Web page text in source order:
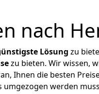
nach
Lösung zu
zu bieten. Wir wissen,
Ihnen die besten
umgezogen werden